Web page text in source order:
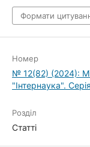
Формати
Номер
№ 12(82) (2024):
"Інтернаука".
Розділ
Статті